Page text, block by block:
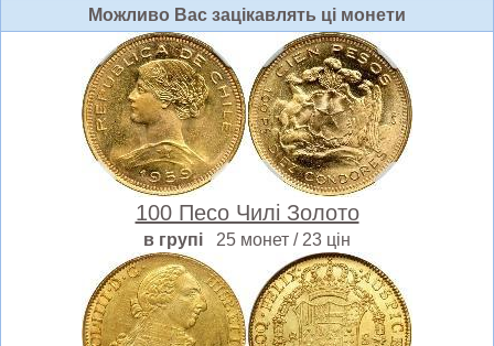
Можливо Вас зацiкавлять цi монети
100 Песо Чилі Золото
в групі 25 монет / 23 цін